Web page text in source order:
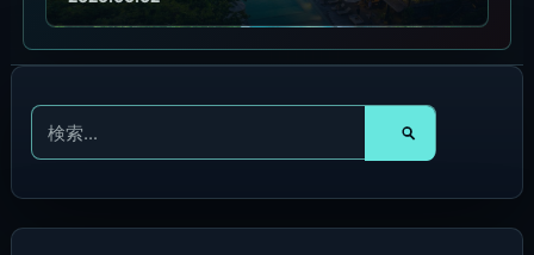
検
対